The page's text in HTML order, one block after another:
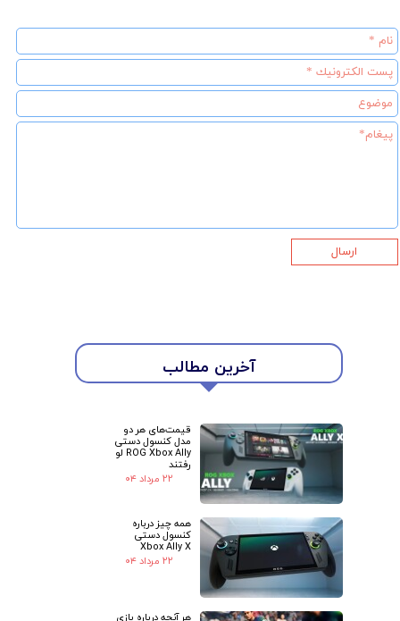
★
آخرین مطالب
قیمت‌های هر دو
مدل کنسول دستی
ROG Xbox Ally لو
رفتند
۲۲ مرداد ۰۴
همه چیز درباره
کنسول دستی
Xbox Ally X
۲۲ مرداد ۰۴
هر آنچه درباره بازی
ارسال